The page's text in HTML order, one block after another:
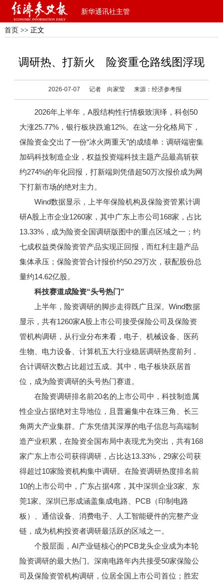
新华通讯社主管
首页 >> 正文
调研热、打新火 险资重仓路线图浮现
2026-07-07 记者 向家莹 来源：经济参考报
2026年上半年，A股结构性行情极致演绎，科创50
大涨25.77%，银行板块跌逾12%。在这一分化格局下，
保险资金交出了一份“冰火两重天”的成绩单：调研端密集
加码科技制造企业，权益投资端科技主题产品最高斩获
约274%的年化回报，打新端则凭借超50万次报价成为网
下打新市场的绝对主力。
Wind数据显示，上半年保险机构及保险资管累计调
研A股上市企业1260家，其中广东上市公司168家，占比
13.33%，成为险资全国调研版图中的重点区域之一；约
七成权益类保险资管产品实现正回报，而红利主题产品
集体承压；保险资管合计报价约50.29万次，获配股份总
量约14.62亿股。
科技赛道成险资“头号热门”
上半年，险资调研的脚步走得既广且深。Wind数据
显示，共有1260家A股上市公司接受保险公司及保险资
管机构调研，从行业分布来看，电子、机械设备、医药
生物、电力设备、计算机五大行业稳居调研热度前列，
合计调研次数占比超过五成。其中，电子板块跃居首
位，成为险资调研的头号热门赛道。
在险资调研排名前20名的上市公司中，科技制造属
性企业占据绝对主导地位，且普遍集中在珠三角、长三
角两大产业集群。广东凭借其深厚的电子信息与高端制
造产业积累，在险资全国布局中表现尤为突出，共有168
家广东上市公司获得调研，占比达13.33%，29家公司获
得超过10家险资机构集中调研。在险资调研热度排名前
10的上市公司中，广东占据4席，其中深圳企业3家、东
莞1家。深圳已形成涵盖集成电路、PCB（印制电路
板）、通信设备、消费电子、人工智能硬件的完整产业
链，成为机构投资者调研最活跃的区域之一。
个股层面，AI产业链核心的PCB龙头企业成为本轮
险资调研的最大热门。深南电路年内共接受50家保险公
司及保险资管机构调研，位居全国上市公司首位；胜宏